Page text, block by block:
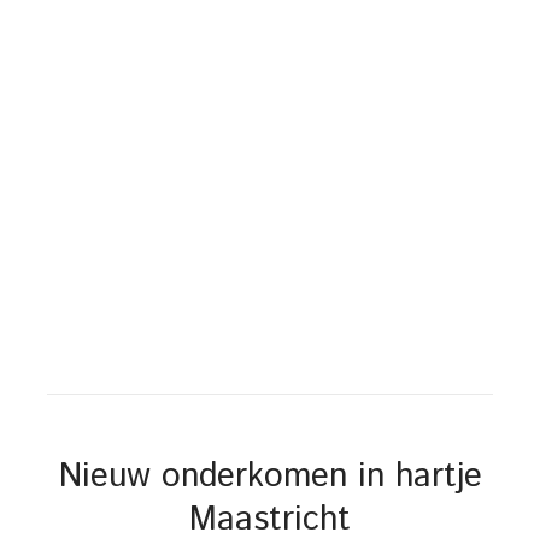
Nieuw onderkomen in hartje
Maastricht